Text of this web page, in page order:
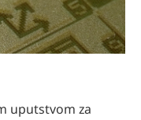
uputstvom za